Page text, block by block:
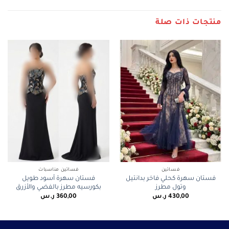
منتجات ذات صلة
فساتين
فستان سهرة كحلي فاخر بدانتيل
وتول مطرز
430,00 ر.س
فساتين مناسبات
فستان سهرة أسود طويل
بكورسيه مطرز بالفضي والأزرق
360,00 ر.س